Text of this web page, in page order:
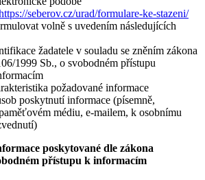
seberov.cz/urad/formulare-ke-stazeni/
volně s uvedením následujících
žadatele v souladu se zněním zákona
1999 Sb., o svobodném přístupu
požadované informace
poskytnutí informace (písemně,
médiu, e-mailem, k osobnímu
poskytované dle zákona
přístupu k informacím